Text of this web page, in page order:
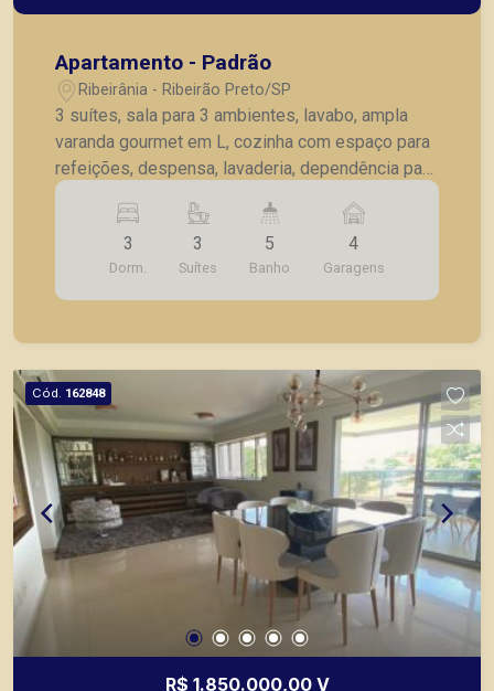
Apartamento - Padrão
Ribeirânia - Ribeirão Preto/SP
3 suítes, sala para 3 ambientes, lavabo, ampla
varanda gourmet em L, cozinha com espaço para
refeições, despensa, lavaderia, dependência para
empregada, 4 vagas de garagens. Acabamento
com Marmore Carrara
3
Dorm.
3
Suítes
5
Banho
4
Garagens
Cód. 162848
R$ 1.850.000,00 V